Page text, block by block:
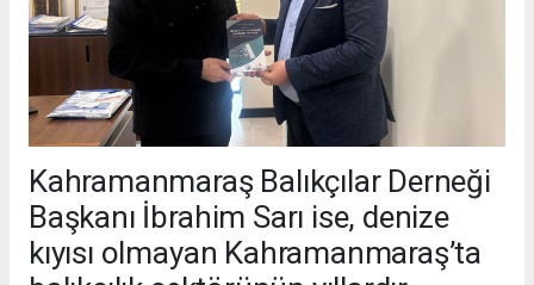
Kahramanmaraş Balıkçılar Derneği
Başkanı İbrahim Sarı ise, denize
kıyısı olmayan Kahramanmaraş’ta